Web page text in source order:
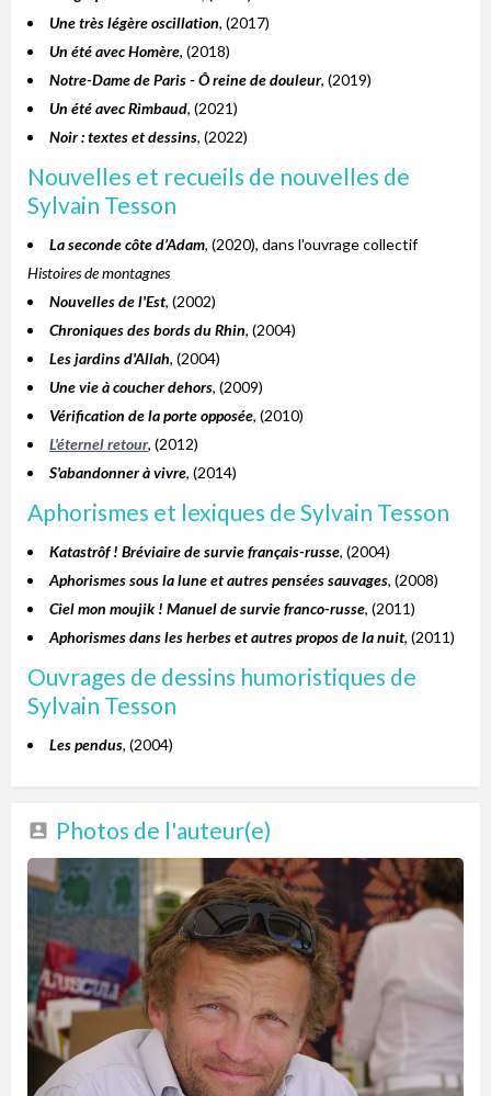
Une très légère oscillation, (2017)
Un été avec Homère, (2018)
Notre-Dame de Paris - Ô reine de douleur, (2019)
Un été avec Rimbaud, (2021)
Noir : textes et dessins, (2022)
Nouvelles et recueils de nouvelles de
Sylvain Tesson
La seconde côte d’Adam, (2020), dans l'ouvrage collectif
Histoires de montagnes
Nouvelles de l'Est, (2002)
Chroniques des bords du Rhin, (2004)
Les jardins d'Allah, (2004)
Une vie à coucher dehors, (2009)
Vérification de la porte opposée, (2010)
L'éternel retour, (2012)
S'abandonner à vivre, (2014)
Aphorismes et lexiques de Sylvain Tesson
Katastrôf ! Bréviaire de survie français-russe, (2004)
Aphorismes sous la lune et autres pensées sauvages, (2008)
Ciel mon moujik ! Manuel de survie franco-russe, (2011)
Aphorismes dans les herbes et autres propos de la nuit, (2011)
Ouvrages de dessins humoristiques de
Sylvain Tesson
Les pendus, (2004)
Photos de l'auteur(e)